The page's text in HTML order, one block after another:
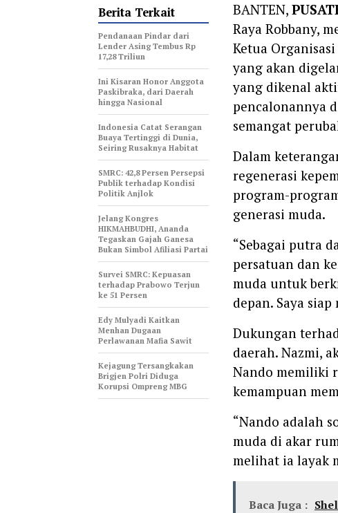
BANTEN,
Raya Robbany,
Ketua
yang akan
yang dikenal
pencalonannya
semangat
Dalam
regenerasi
program-
generasi muda.
“Sebagai putra
persatuan dan
muda untuk
depan. Saya
Dukungan
daerah. Nazmi,
Nando memiliki
kemampuan
“Nando adalah
muda di akar
melihat ia layak
Baca Juga :
Berita Terkait
Pendanaan Pindar dari
Lender Asing Tembus Rp
17,28 Triliun
Ini Kisaran Honor Anggota
Paskibraka, dari Daerah
hingga Nasional
Indonesia Catat Serangan
Buaya Tertinggi di Dunia,
Seiring Rusaknya Habitat
‎SMRC: 42,8 Persen Persepsi
Publik terhadap Kondisi
Politik Anjlok
‎Jelang Kongres
HIKMAHBUDHI, Ananda
Tegaskan Gajah Ganesa
Bukan Simbol Afiliasi Partai
‎Survei SMRC: Kepuasan
terhadap Prabowo Terjun
ke 51 Persen
Edy Mulyadi Kaitkan
Menhan Dugaan
Perlawanan Mafia Sawit
Kejagung Tersangkakan
Brigjen Polri Diduga
Korupsi Ompreng MBG